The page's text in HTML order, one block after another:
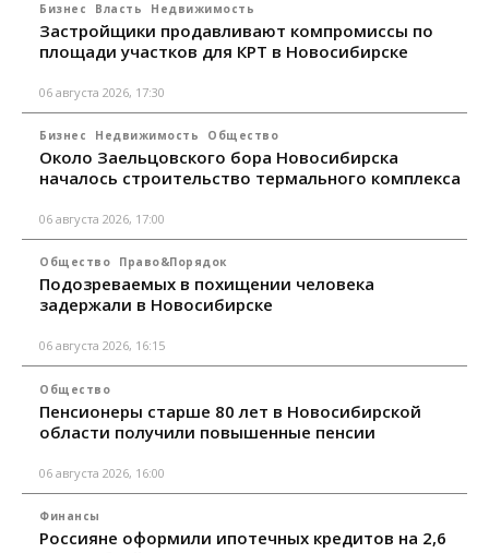
Бизнес Власть Недвижимость
Застройщики продавливают компромиссы по
площади участков для КРТ в Новосибирске
06 августа 2026, 17:30
Бизнес Недвижимость Общество
Около Заельцовского бора Новосибирска
началось строительство термального комплекса
06 августа 2026, 17:00
Общество Право&Порядок
Подозреваемых в похищении человека
задержали в Новосибирске
06 августа 2026, 16:15
Общество
Пенсионеры старше 80 лет в Новосибирской
области получили повышенные пенсии
06 августа 2026, 16:00
Финансы
Россияне оформили ипотечных кредитов на 2,6